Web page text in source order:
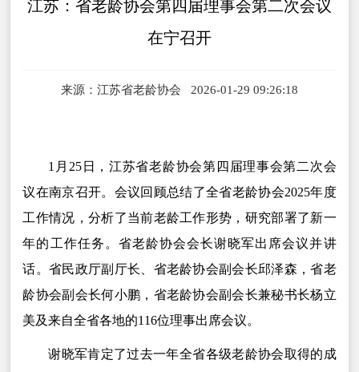
江苏：省老龄协会第四届理事会第二次会议
在宁召开
来源：江苏省老龄协会 2026-01-29 09:26:18
1月25日，江苏省老龄协会第四届理事会第二次会
议在南京召开。会议回顾总结了全省老龄协会2025年度
工作情况，分析了当前老龄工作形势，研究部署了新一
年的工作任务。省老龄协会会长谢晓军出席会议并讲
话。省民政厅副厅长、省老龄协会副会长邱泽森，省老
龄协会副会长何小鹏，省老龄协会副会长兼秘书长杨立
美及来自全省各地的116位理事出席会议。
谢晓军肯定了过去一年全省各级老龄协会取得的成